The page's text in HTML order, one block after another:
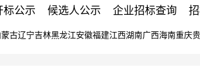
标公示 候选人公示 企业招标查询
蒙古辽宁吉林黑龙江安徽福建江西湖南广西海南重庆